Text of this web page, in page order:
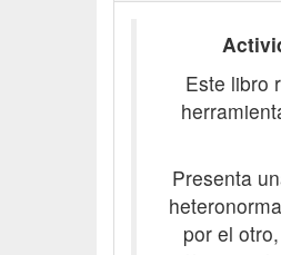
Este libro
Presenta
por el